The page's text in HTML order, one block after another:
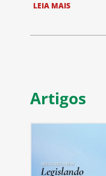
LEIA MAIS
Artigos